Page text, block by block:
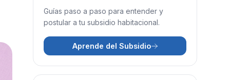
Guías paso a paso para entender y
postular a tu subsidio habitacional.
Aprende del Subsidio